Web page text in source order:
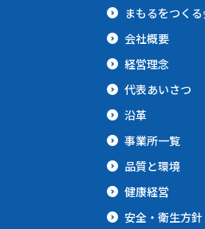
まもるをつく
会社概要
経営理念
代表あいさつ
沿革
事業所一覧
品質と環境
健康経営
安全・衛生方針